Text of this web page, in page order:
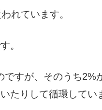
れています。
。
ですが、そのうち2%
たりして循環してい